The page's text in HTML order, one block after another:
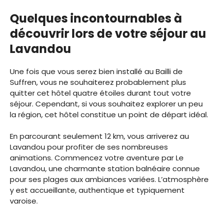
Quelques incontournables à
découvrir lors de votre séjour au
Lavandou
Une fois que vous serez bien installé au Bailli de
Suffren, vous ne souhaiterez probablement plus
quitter cet hôtel quatre étoiles durant tout votre
séjour. Cependant, si vous souhaitez explorer un peu
la région, cet hôtel constitue un point de départ idéal.
En parcourant seulement 12 km, vous arriverez au
Lavandou pour profiter de ses nombreuses
animations. Commencez votre aventure par Le
Lavandou, une charmante station balnéaire connue
pour ses plages aux ambiances variées. L’atmosphère
y est accueillante, authentique et typiquement
varoise.